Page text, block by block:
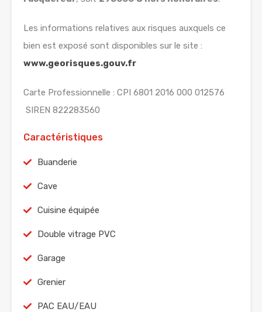
Les informations relatives aux risques auxquels ce
bien est exposé sont disponibles sur le site :
www.georisques.gouv.fr
Carte Professionnelle : CPI 6801 2016 000 012576
SIREN 822283560
Caractéristiques
Buanderie
Cave
Cuisine équipée
Double vitrage PVC
Garage
Grenier
PAC EAU/EAU